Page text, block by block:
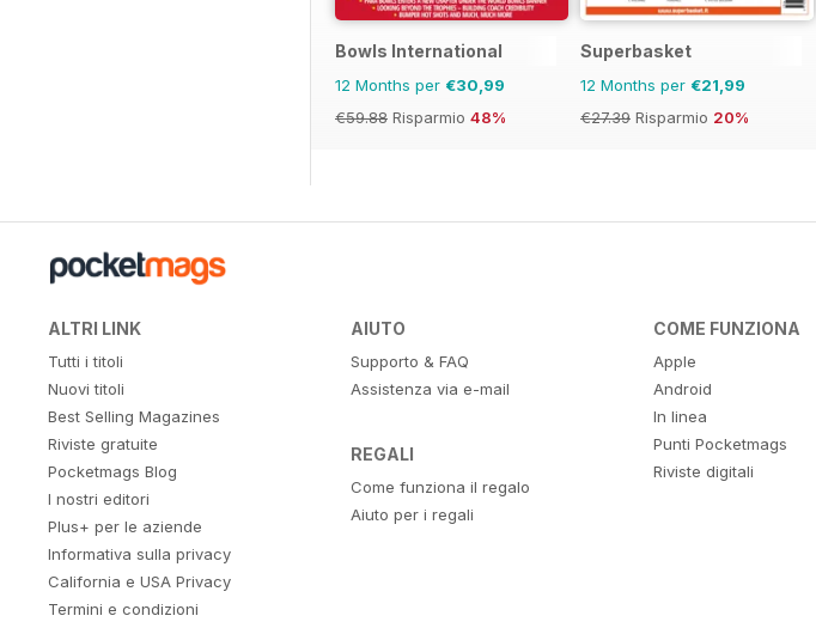
Bowls International
12 Months per €30,99
€59.88 Risparmio 48%
Superbasket
12 Months per €21,99
€27.39 Risparmio 20%
ALTRI LINK
Tutti i titoli
Nuovi titoli
Best Selling Magazines
Riviste gratuite
Pocketmags Blog
I nostri editori
Plus+ per le aziende
Informativa sulla privacy
California e USA Privacy
Termini e condizioni
AIUTO
Supporto & FAQ
Assistenza via e-mail
REGALI
Come funziona il regalo
Aiuto per i regali
COME FUNZIONA
Apple
Android
In linea
Punti Pocketmags
Riviste digitali